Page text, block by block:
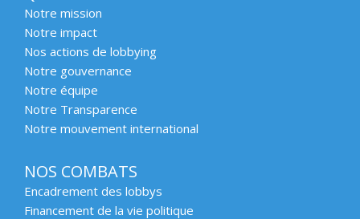
Notre mission
Notre impact
Nos actions de lobbying
Notre gouvernance
Notre équipe
Notre Transparence
Notre mouvement international
NOS COMBATS
Encadrement des lobbys
Financement de la vie politique